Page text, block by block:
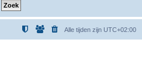
Alle tijden zijn UTC+02:00